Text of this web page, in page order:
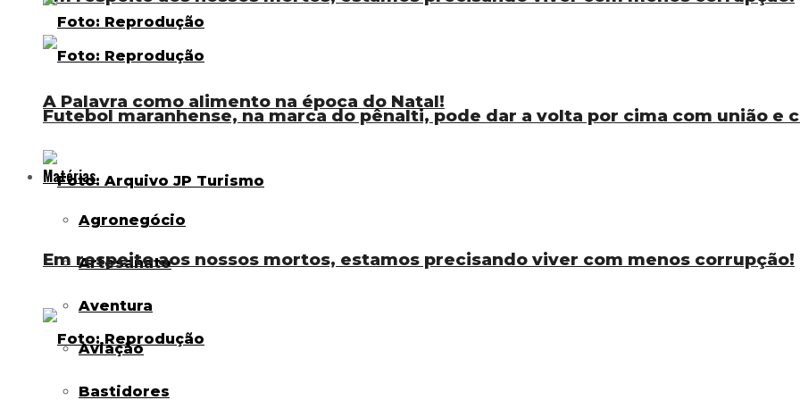
Futebol maranhense, na marca do pênalti, pode dar a volta por cima com união e
Matérias
Agronegócio
Artesanato
Aventura
Aviação
Bastidores
A Palavra como alimento na época do Natal!
Em respeito aos nossos mortos, estamos precisando viver com menos corrupção!